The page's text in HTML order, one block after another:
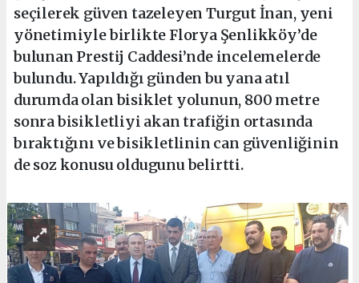
seçilerek güven tazeleyen Turgut İnan, yeni
yönetimiyle birlikte Florya Şenlikköy’de
bulunan Prestij Caddesi’nde incelemelerde
bulundu. Yapıldığı günden bu yana atıl
durumda olan bisiklet yolunun, 800 metre
sonra bisikletliyi akan trafiğin ortasında
bıraktığını ve bisikletlinin can güvenliğinin
de soz konusu oldugunu belirtti.